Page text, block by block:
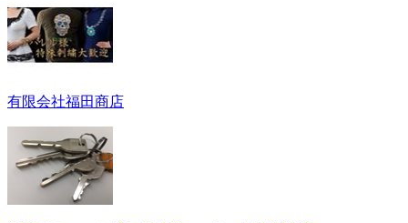
有限会社福田商店